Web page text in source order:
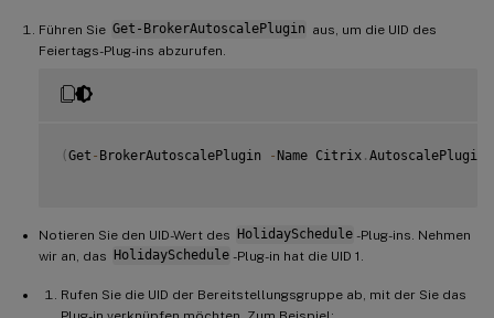
Führen Sie Get-BrokerAutoscalePlugin aus, um die UID des
Feiertags-Plug-ins abzurufen.
(Get - BrokerAutoscalePlugin - Name Citrix . AutoscalePlugin
Notieren Sie den UID-Wert des HolidaySchedule -Plug-ins. Nehmen
wir an, das
HolidaySchedule -Plug-in hat die UID 1.
Rufen Sie die UID der Bereitstellungsgruppe ab, mit der Sie das